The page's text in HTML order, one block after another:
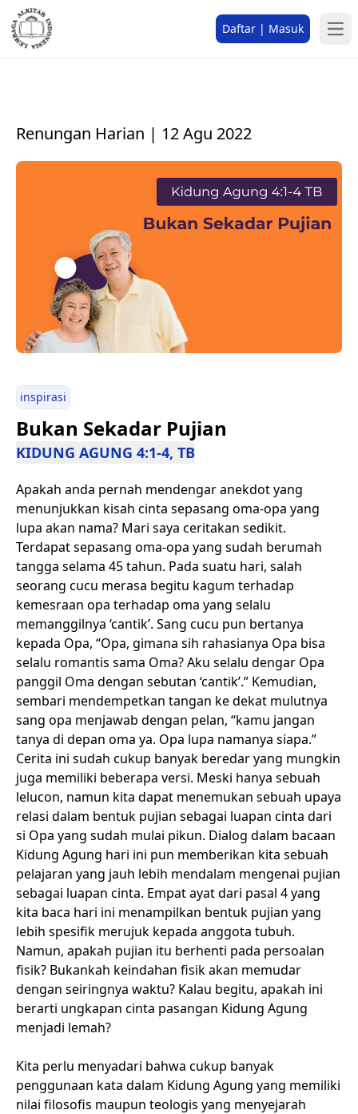
Daftar | Masuk
Renungan Harian | 12 Agu 2022
inspirasi
Bukan Sekadar Pujian
KIDUNG AGUNG 4:1-4, TB
Apakah anda pernah mendengar anekdot yang
menunjukkan kisah cinta sepasang oma-opa yang
lupa akan nama? Mari saya ceritakan sedikit.
Terdapat sepasang oma-opa yang sudah berumah
tangga selama 45 tahun. Pada suatu hari, salah
seorang cucu merasa begitu kagum terhadap
kemesraan opa terhadap oma yang selalu
memanggilnya ‘cantik’. Sang cucu pun bertanya
kepada Opa, “Opa, gimana sih rahasianya Opa bisa
selalu romantis sama Oma? Aku selalu dengar Opa
panggil Oma dengan sebutan ‘cantik’.” Kemudian,
sembari mendempetkan tangan ke dekat mulutnya
sang opa menjawab dengan pelan, “kamu jangan
tanya di depan oma ya. Opa lupa namanya siapa.”
Cerita ini sudah cukup banyak beredar yang mungkin
juga memiliki beberapa versi. Meski hanya sebuah
lelucon, namun kita dapat menemukan sebuah upaya
relasi dalam bentuk pujian sebagai luapan cinta dari
si Opa yang sudah mulai pikun. Dialog dalam bacaan
Kidung Agung hari ini pun memberikan kita sebuah
pelajaran yang jauh lebih mendalam mengenai pujian
sebagai luapan cinta. Empat ayat dari pasal 4 yang
kita baca hari ini menampilkan bentuk pujian yang
lebih spesifik merujuk kepada anggota tubuh.
Namun, apakah pujian itu berhenti pada persoalan
fisik? Bukankah keindahan fisik akan memudar
dengan seiringnya waktu? Kalau begitu, apakah ini
berarti ungkapan cinta pasangan Kidung Agung
menjadi lemah?
Kita perlu menyadari bahwa cukup banyak
penggunaan kata dalam Kidung Agung yang memiliki
nilai filosofis maupun teologis yang menyejarah